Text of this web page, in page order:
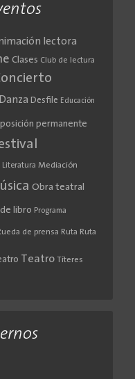
lectora
Clases Club de lectura
Danza Desfile Educación
permanente
Literatura Mediación
Obra teatral
libro Programa
de prensa Ruta Ruta
Teatro Títeres